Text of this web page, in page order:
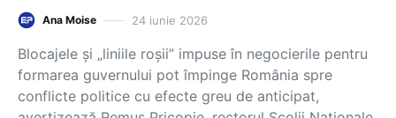
Ana Moise 24 iunie 2026
Blocajele și „liniile roșii” impuse în negocierile pentru
formarea guvernului pot împinge România spre
conflicte politice cu efecte greu de anticipat,